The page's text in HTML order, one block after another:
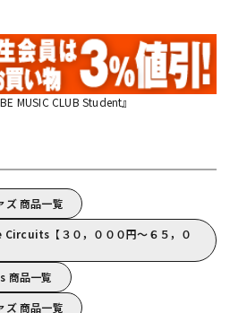
MUSIC CLUB Student』
商品一覧
【３０，０００円～６５，０
商品一覧
商品一覧